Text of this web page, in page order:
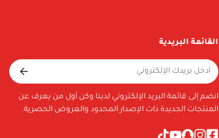
القائمة البريدية
انضم إلى قائمة البريد الإلكتروني لدينا وكن أول من يعرف عن
المنتجات الجديدة ذات الإصدار المحدود والعروض الحصرية.